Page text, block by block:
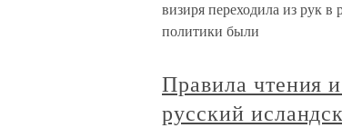
визиря переходила из рук
политики были
Правила чтения
русский